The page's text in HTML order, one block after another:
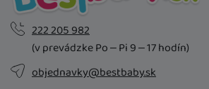
222 205 982
(v prevádzke Po – Pi 9 – 17 hodín)
objednavky@bestbaby.sk